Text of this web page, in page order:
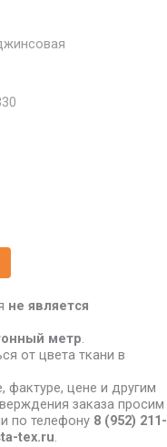
не является
метр.
от цвета ткани в
фактуре, цене и другим
заказа просим
по телефону 8 (952) 211-
tex.ru.